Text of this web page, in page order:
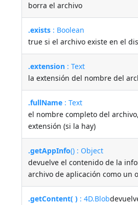
borra el archivo
.exists : Boolean
true si el archivo existe en el
.extension : Text
la extensión del nombre del
.fullName : Text
el nombre completo del
extensión (si la hay)
.getAppInfo() : Object
devuelve el contenido de la
archivo de aplicación como un
.getContent( ) : 4D.Blob